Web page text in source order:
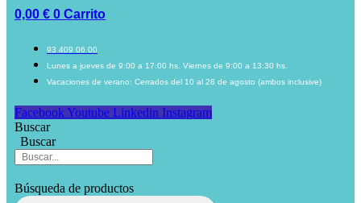
0,00 € 0 Carrito
93 409 06 00
Lunes a jueves de 9:00 a 17:00 hs. Viernes de 9:00 a 13:30 hs.
Vacaciones de verano: Cerrados del 10 al 28 de agosto (ambos inclusive)
Facebook Youtube Linkedin Instagram
Buscar
Buscar
Búsqueda de productos